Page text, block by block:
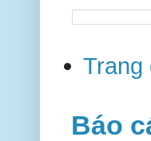
Trang
Báo